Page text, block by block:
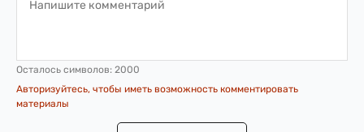
Осталось символов: 2000
Авторизуйтесь, чтобы иметь возможность комментировать
материалы